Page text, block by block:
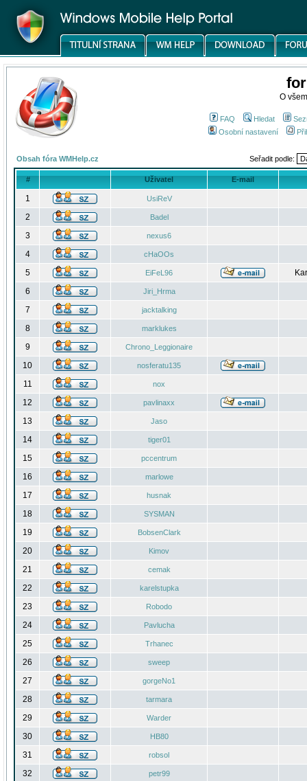
O
FAQ Hledat
Osobní nastavení
Obsah fóra WMHelp.cz Seřadit podle:
# Uživatel E-mail
1 UsiReV
2 Badel
3 nexus6
4 cHaOOs
5 EiFeL96
6
Jiri_Hrma
7 jacktalking
8 marklukes
9 Chrono_Leggionaire
10 nosferatu135
11 nox
12 pavlinaxx
13 Jaso
14 tiger01
15 pccentrum
16 marlowe
17 husnak
18 SYSMAN
19 BobsenClark
20 Kimov
21 cemak
22 karelstupka
23 Robodo
24 Pavlucha
25 Trhanec
26 sweep
27 gorgeNo1
28 tarmara
29 Warder
30 HB80
31 robsol
32 petr99